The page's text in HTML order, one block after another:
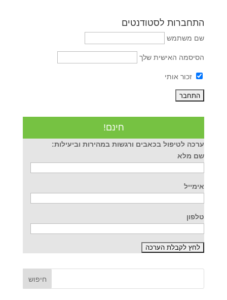
התחברות לסטודנטים
שם משתמש
הסיסמה האישית שלך
זכור אותי
חינם!
ערכה לטיפול בכאבים ורגשות במהירות וביעילות:
שם מלא
אימייל
טלפון